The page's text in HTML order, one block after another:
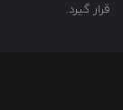
قرار گیرد.